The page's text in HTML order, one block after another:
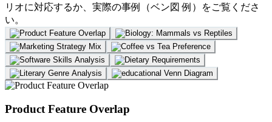
リオに対応するか、実際の事例（ベン図 例）をご覧くださ
い。
Product Feature Overlap